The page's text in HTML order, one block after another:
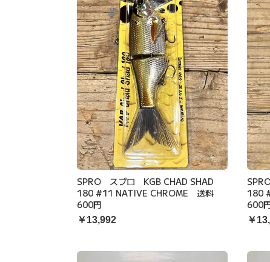
SPRO スプロ KGB CHAD SHAD
180 #11 NATIVE CHROME 送料
600円
￥13,992
180
600
￥